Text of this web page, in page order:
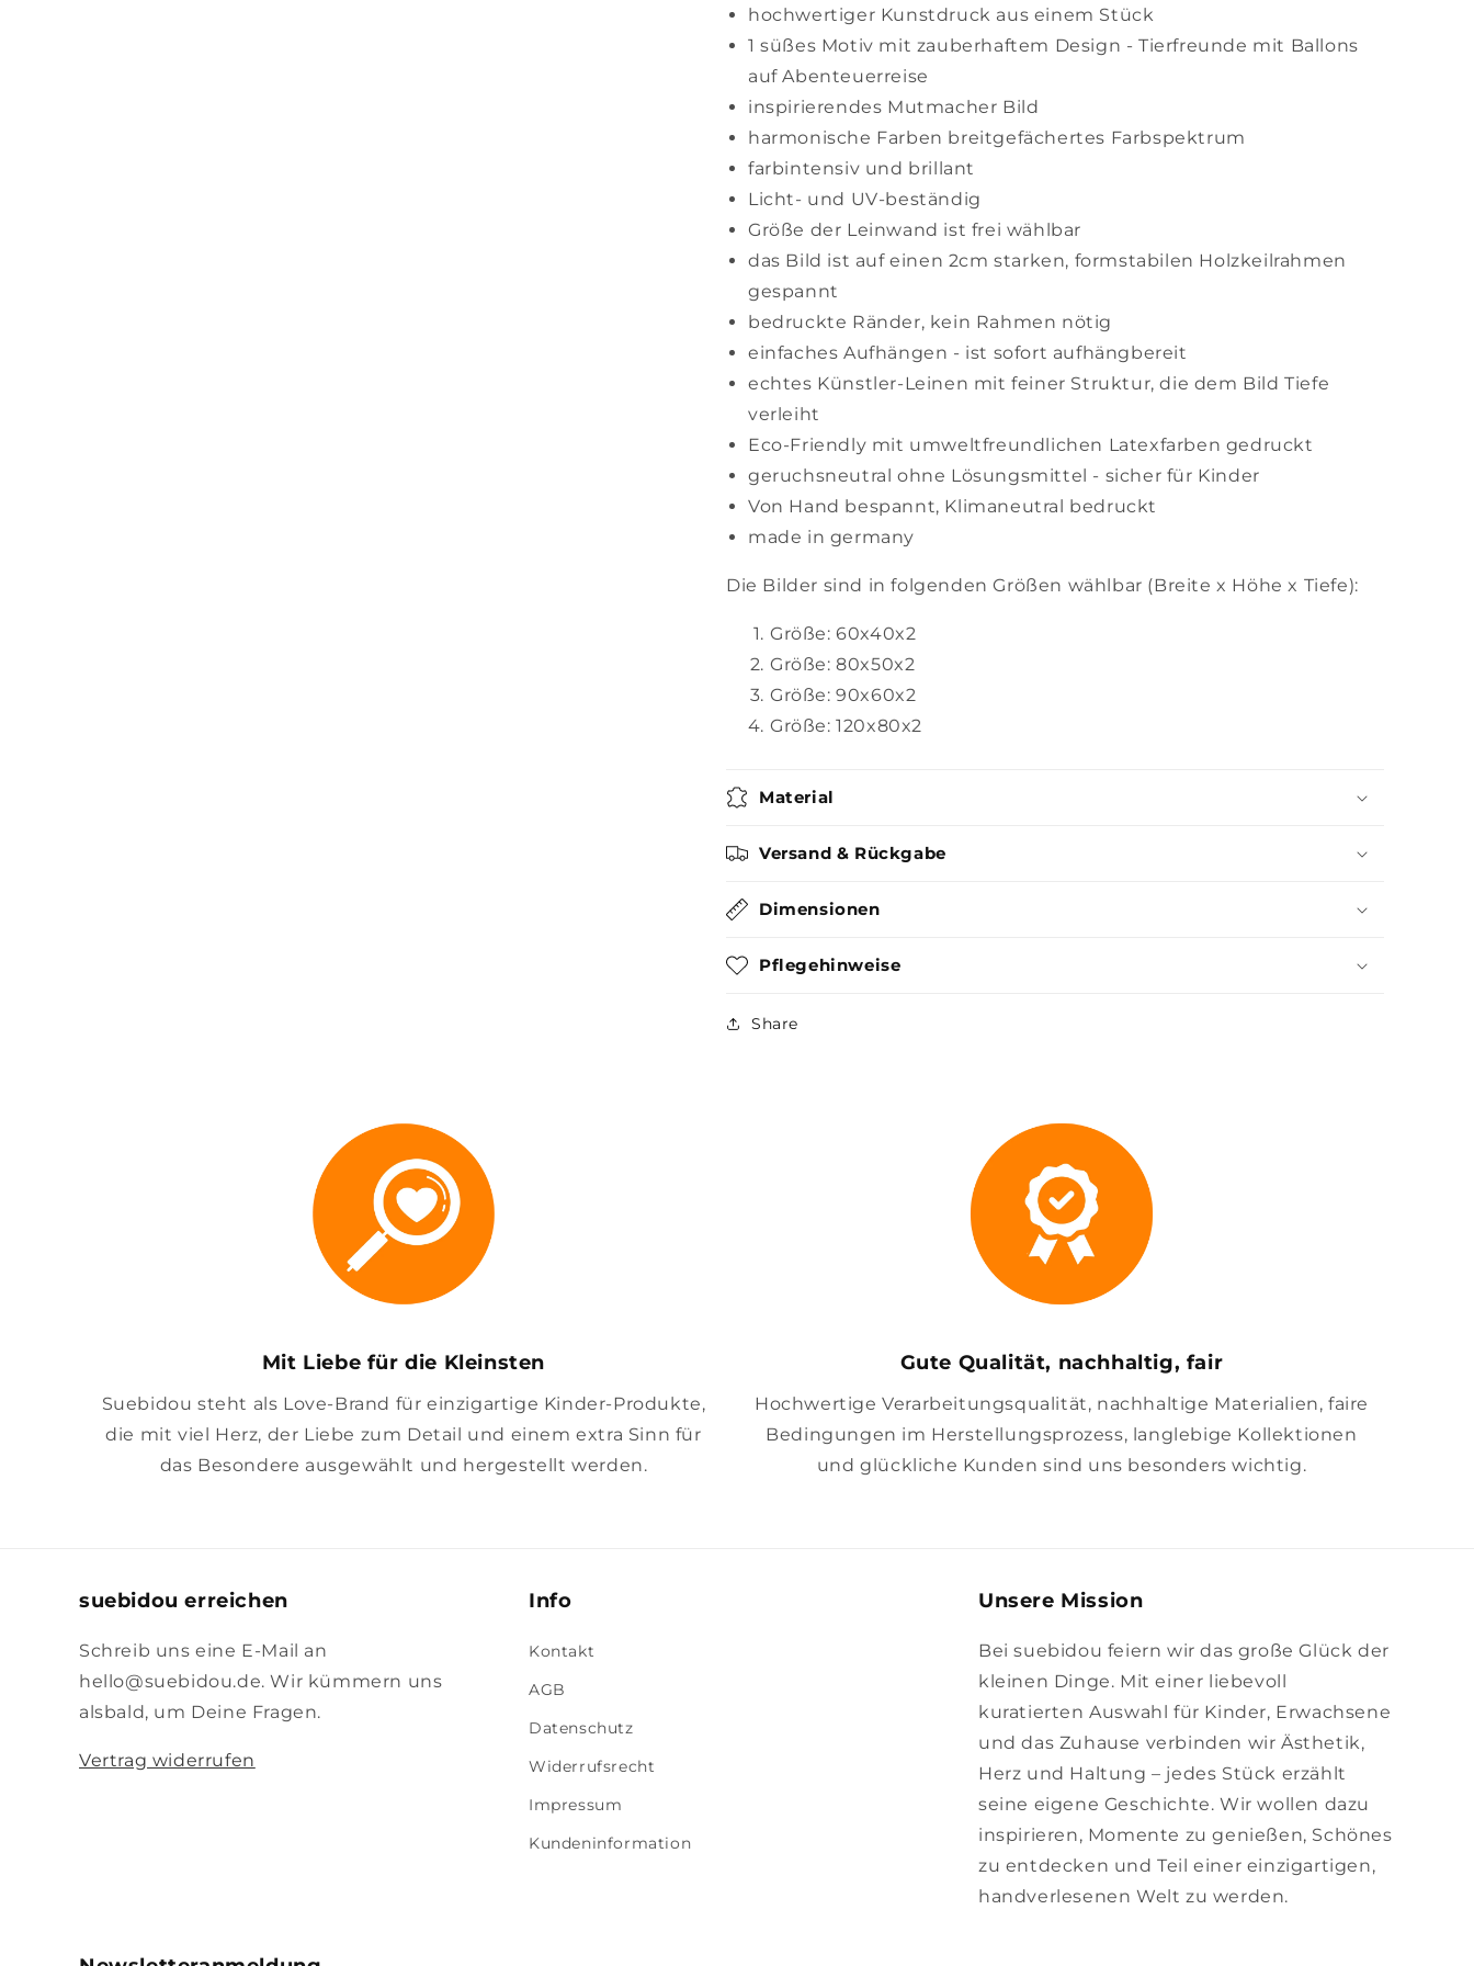
hochwertiger Kunstdruck aus einem Stück
1 süßes Motiv mit zauberhaftem Design - Tierfreunde mit Ballons
auf Abenteuerreise
inspirierendes Mutmacher Bild
harmonische Farben breitgefächertes Farbspektrum
farbintensiv und brillant
Licht- und UV-beständig
Größe der Leinwand ist frei wählbar
das Bild ist auf einen 2cm starken, formstabilen Holzkeilrahmen
gespannt
bedruckte Ränder, kein Rahmen nötig
einfaches Aufhängen - ist sofort aufhängbereit
echtes Künstler-Leinen mit feiner Struktur, die dem Bild Tiefe
verleiht
Eco-Friendly mit umweltfreundlichen Latexfarben gedruckt
geruchsneutral ohne Lösungsmittel - sicher für Kinder
Von Hand bespannt, Klimaneutral bedruckt
made in germany
Die Bilder sind in folgenden Größen wählbar (Breite x Höhe x Tiefe):
Größe: 60x40x2
Größe: 80x50x2
Größe: 90x60x2
Größe: 120x80x2
Material
Versand & Rückgabe
Dimensionen
Pflegehinweise
Share
Mit Liebe für die Kleinsten
Suebidou steht als Love-Brand für einzigartige Kinder-Produkte,
die mit viel Herz, der Liebe zum Detail und einem extra Sinn für
das Besondere ausgewählt und hergestellt werden.
Gute Qualität, nachhaltig, fair
Hochwertige Verarbeitungsqualität, nachhaltige Materialien, faire
Bedingungen im Herstellungsprozess, langlebige Kollektionen
und glückliche Kunden sind uns besonders wichtig.
suebidou erreichen
Schreib uns eine E-Mail an
hello@suebidou.de. Wir kümmern uns
alsbald, um Deine Fragen.
Vertrag widerrufen
Info
Kontakt
AGB
Datenschutz
Widerrufsrecht
Impressum
Kundeninformation
Unsere Mission
Bei suebidou feiern wir das große Glück der
kleinen Dinge. Mit einer liebevoll
kuratierten Auswahl für Kinder, Erwachsene
und das Zuhause verbinden wir Ästhetik,
Herz und Haltung – jedes Stück erzählt
seine eigene Geschichte. Wir wollen dazu
inspirieren, Momente zu genießen, Schönes
zu entdecken und Teil einer einzigartigen,
handverlesenen Welt zu werden.